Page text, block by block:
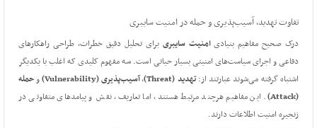
تفاوت تهدید، آسیب‌پذیری و حمله در امنیت سایبری
درک صحیح مفاهیم بنیادیامنیت سایبری برای تحلیل دقیق خطرات، طراحی راهکارهای
دفاعی و اجرای سیاست‌های امنیتی بسیار حیاتی است. سه مفهوم کلیدی که اغلب با یکدیگر
اشتباه گرفته می‌شوند عبارتند از:تهدید (Threat) ،آسیب‌پذیری (Vulnerability) وحمله
(Attack)
. این مفاهیم هرچند مرتبط هستند، اما تعاریف، نقش و پیامدهای متفاوتی در
زنجیره امنیت اطلاعات دارند.